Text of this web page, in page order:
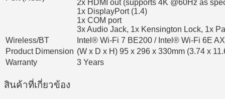
2x HDMI out (supports 4K @60Hz as
1x DisplayPort (1.4)
1x COM port
3x Audio Jack, 1x Kensington Lock, 1x
Wireless/BT
Intel® Wi-Fi 7 BE200 / Intel® Wi-Fi 6E
Product Dimension (W x D x H) 95 x 296 x 330mm (3.74 x
Warranty
3 Years
สินค้าที่เกี่ยวข้อง